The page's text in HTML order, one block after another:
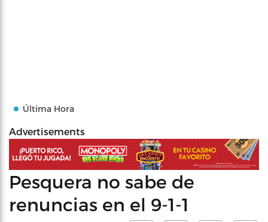
Última Hora
Advertisements
Pesquera no sabe de
renuncias en el 9-1-1